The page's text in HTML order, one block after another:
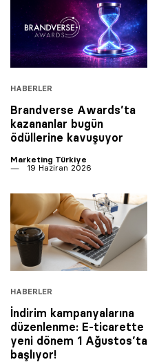
HABERLER
Brandverse Awards’ta
kazananlar bugün
ödüllerine kavuşuyor
Marketing Türkiye
19 Haziran 2026
HABERLER
İndirim kampanyalarına
düzenlenme: E-ticarette
yeni dönem 1 Ağustos’ta
başlıyor!